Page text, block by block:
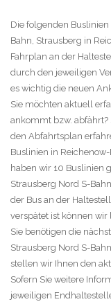
Die folgenden
Bahn, Strausberg in
Fahrplan an der
durch den jeweiligen
es wichtig die neuen
Sie möchten aktuell
ankommt bzw. abfährt?
den Abfahrtsplan
Buslinien in
haben wir 10 Buslinien
Strausberg Nord S-
der Bus an der
verspätet ist können
Sie benötigen die
Strausberg Nord S-
stellen wir Ihnen den
Sofern Sie weitere
jeweiligen